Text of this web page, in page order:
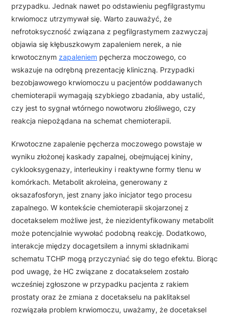
przypadku. Jednak nawet po odstawieniu pegfilgrastymu
krwiomocz utrzymywał się. Warto zauważyć, że
nefrotoksyczność związana z pegfilgrastymem zazwyczaj
objawia się kłębuszkowym zapaleniem nerek, a nie
krwotocznym zapaleniem pęcherza moczowego, co
wskazuje na odrębną prezentację kliniczną. Przypadki
bezobjawowego krwiomoczu u pacjentów poddawanych
chemioterapii wymagają szybkiego zbadania, aby ustalić,
czy jest to sygnał wtórnego nowotworu złośliwego, czy
reakcja niepożądana na schemat chemioterapii.
Krwotoczne zapalenie pęcherza moczowego powstaje w
wyniku złożonej kaskady zapalnej, obejmującej kininy,
cyklooksygenazy, interleukiny i reaktywne formy tlenu w
komórkach. Metabolit akroleina, generowany z
oksazafosforyn, jest znany jako inicjator tego procesu
zapalnego. W kontekście chemioterapii skojarzonej z
docetakselem możliwe jest, że niezidentyfikowany metabolit
może potencjalnie wywołać podobną reakcję. Dodatkowo,
interakcje między docagetsilem a innymi składnikami
schematu TCHP mogą przyczyniać się do tego efektu. Biorąc
pod uwagę, że HC związane z docatakselem zostało
wcześniej zgłoszone w przypadku pacjenta z rakiem
prostaty oraz że zmiana z docetakselu na paklitaksel
rozwiązała problem krwiomoczu, uważamy, że docetaksel